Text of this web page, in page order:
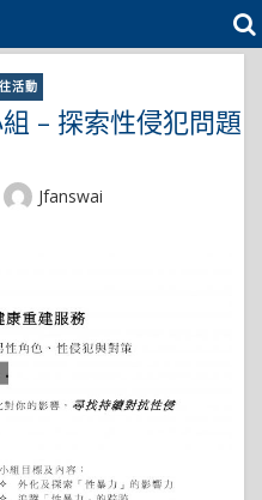
活動
– 探索性侵犯問題
Author
Jfanswai